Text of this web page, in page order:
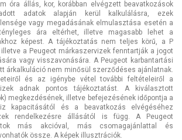
óra állás, kor, korábban elvégzett beavatkozások
adatok alapján kerül kalkulálásra, ezek
vagy megadásának elmulasztása esetén a
ára eltérhet, illetve magasabb lehet a
képest. A tájékoztatás nem teljes körű, a P
a Peugeot márkaszervizek fenntartják a jogot
vagy visszavonására. A Peugeot karbantartási
árkalkuláció nem minősül szerződéses ajánlatnak.
és az igénybe vétel további feltételeiről a
adnak pontos tájékoztatást. A kiválasztott
megkezdésének, illetve befejezésének időpontja a
kapacitásától és a beavatkozás elvégéséhez
rendelkezésre állásától is függ. A Peugeot
más akcióval, más csomagajánlattal és
össze. A képek illusztrációk.